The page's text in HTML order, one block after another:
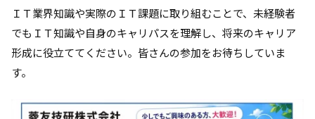
ＩＴ業界知識や実際のＩＴ課題に取り組むことで、未経験者
でもＩＴ知識や自身のキャリパスを理解し、将来のキャリア
形成に役立ててください。皆さんの参加をお待ちしていま
す。